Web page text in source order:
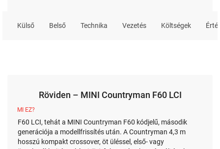
Külső Belső Technika Vezetés Költségek
Röviden – MINI Countryman F60 LCI
MI EZ?
F60 LCI, tehát a MINI Countryman F60 kódjelű, második
generációja a modellfrissítés után. A Countryman 4,3 m
hosszú kompakt crossover, öt üléssel, első- vagy